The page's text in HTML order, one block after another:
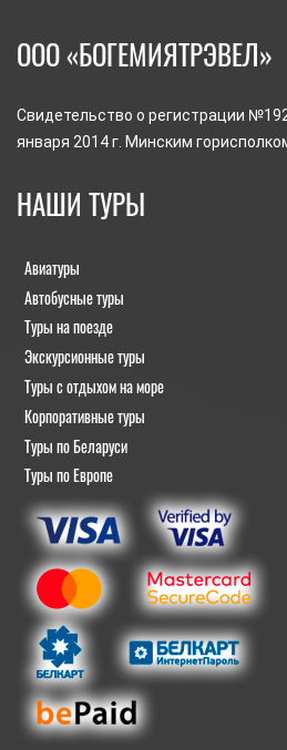
ООО «БОГЕМИЯТРЭВЕЛ»
Свидетельство о регистрации
января 2014 г. Минским
НАШИ ТУРЫ
Авиатуры
Автобусные туры
Туры на поезде
Экскурсионные туры
Туры с отдыхом на море
Корпоративные туры
Туры по Беларуси
Туры по Европе